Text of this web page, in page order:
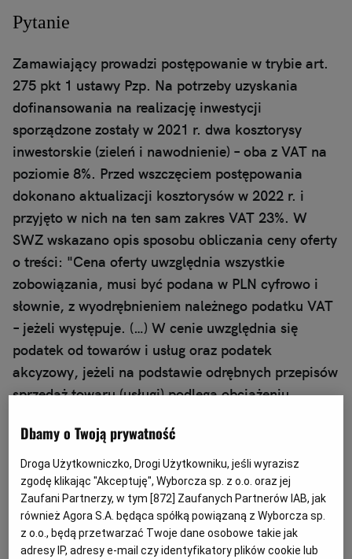
Pytanie
Zamawiający prowadzi postępowanie w trybie art.
275 pkt 1 ustawy Pzp. Na potrzeby uzyskania
dofinansowania na realizację inwestycji
sporządzone zostały w 2021 r. dwa kosztorysy
inwestorskie (zieleń i nawodnienie) – oba z VAT na
poziomie 8%. Przed wszczęciem postępowania
dokonano aktualizacji kosztorysów w 2022 r. i
przyjęto w nich na ten sam zakres VAT 23%. W
SWZ wskazano opis sposobu obliczania ceny oferty
o treści: "Cena oferty uwzględnia wszystkie
zobowiązania, musi być podana w PLN cyfrowo i
słownie, z wyodrębnieniem należnego podatku VAT
– jeżeli występuje. (…) W cenie uwzględnia się
podatek od towarów i usług oraz podatek
akcyzowy, jeżeli na podstawie odrębnych przepisów
sprzedaż towaru (usługi) podlega obciążeniu
akcyzowym. Przez cenę rozumie się również stawkę
taryfową". Natomiast w załączniku do SWZ –
wzorze umowy – zawarto zapis: "Strony ustalają, że
obowiązującą formą wynagrodzenia jest
wynagrodzenie ryczałtowe, obejmujące wszystkie
koszty związane z realizacją pełnego zakresu
Dbamy o Twoją prywatność
Droga Użytkowniczko, Drogi Użytkowniku, jeśli wyrazisz
zgodę klikając "Akceptuję", Wyborcza sp. z o.o. oraz jej
Zaufani Partnerzy, w tym [872] Zaufanych Partnerów IAB, jak
również Agora S.A. będąca spółką powiązaną z Wyborcza sp.
z o.o., będą przetwarzać Twoje dane osobowe takie jak
adresy IP, adresy e-mail czy identyfikatory plików cookie lub